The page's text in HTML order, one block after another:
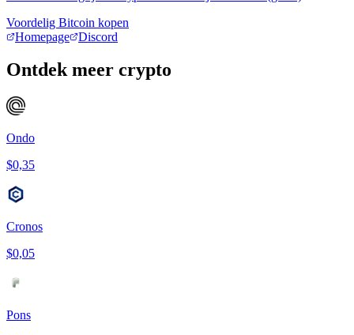
Voordelig Bitcoin kopen
Homepage
Discord
Ontdek meer crypto
Ondo
$0,35
Cronos
$0,05
Pons